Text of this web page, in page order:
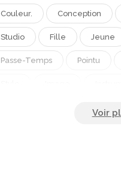
Couleur. Conception
Studio Fille Jeune
Passe-Temps Pointu
Rose